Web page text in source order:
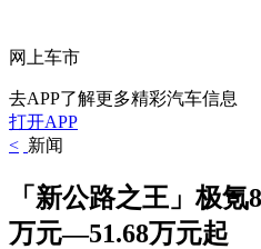
网上车市
去APP了解更多精彩汽车信息
打开APP
< 新闻
「新公路之王」极
万元—51.68万元起